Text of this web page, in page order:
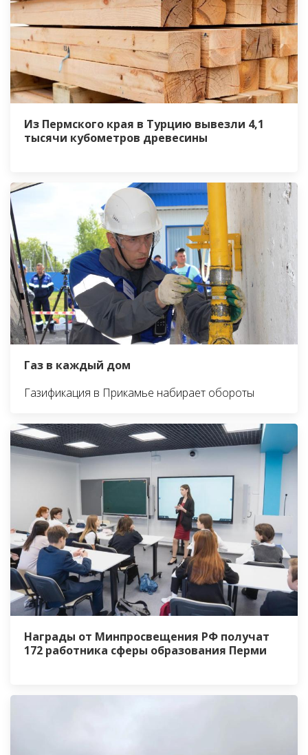
Из Пермского края в Турцию вывезли 4,1
тысячи кубометров древесины
Газ в каждый дом
Газификация в Прикамье набирает обороты
Награды от Минпросвещения РФ получат
172 работника сферы образования Перми